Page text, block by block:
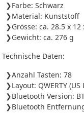
Farbe: Schwarz
Material: Kunststoff
Grösse: ca. 28.5 x 12
Gewicht: ca. 276 g
Technische Daten:
Anzahl Tasten: 78
Layout: QWERTY (US
Bluetooth Version:
Bluetooth